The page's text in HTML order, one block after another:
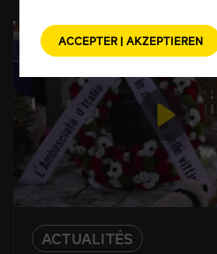
ACTUALITÉS
ACCEPTER | AKZEPTIEREN